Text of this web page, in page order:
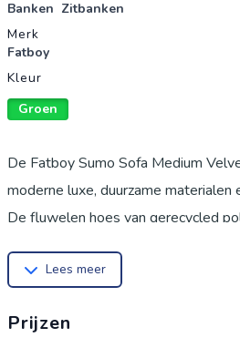
Banken Zitbanken
Merk
Fatboy
Kleur
Groen
De Fatboy Sumo Sofa Medium
moderne luxe, duurzame
De fluwelen hoes van gerecycled
- perfect voor iedereen die houdt
bekleding zorgen voor een
Lees meer
Prijzen